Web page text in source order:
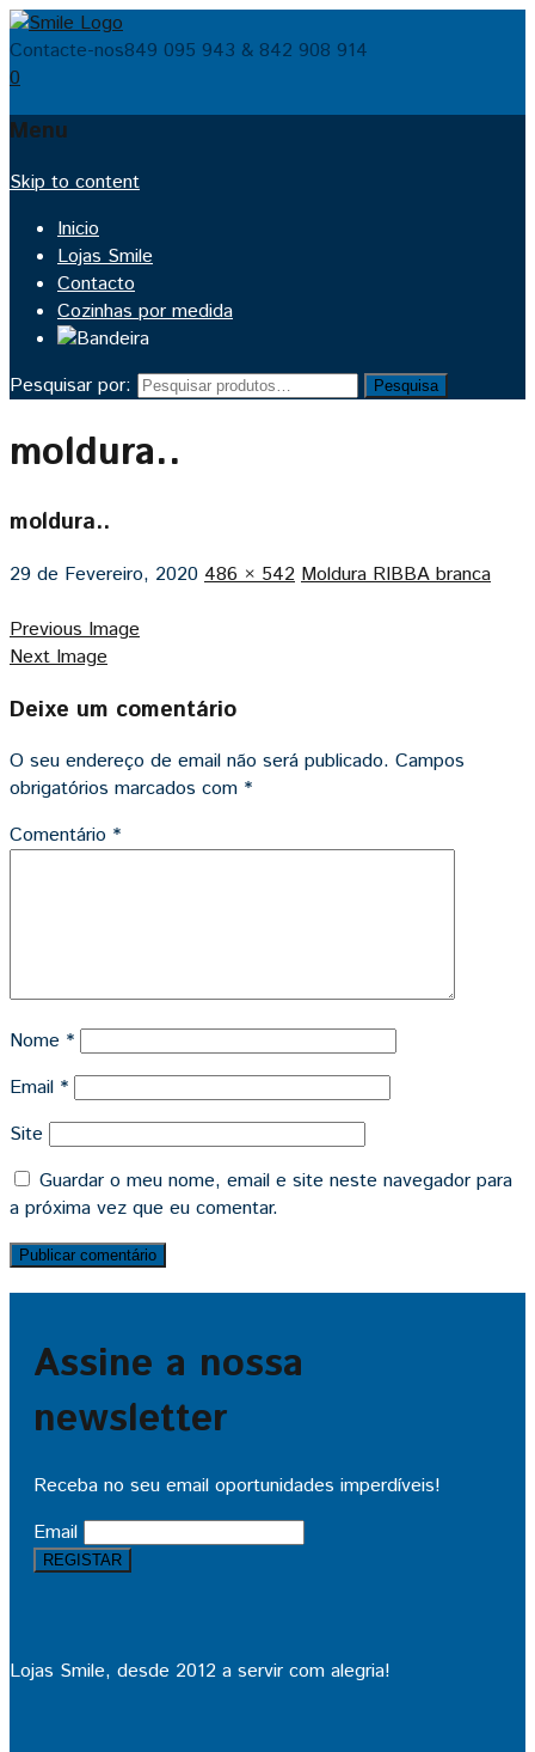
Contacte-nos849 095 943 & 842 908 914
0
Menu
Skip to content
Inicio
Lojas Smile
Contacto
Cozinhas por medida
Pesquisar por: Pesquisa
moldura..
moldura..
29 de Fevereiro, 2020 486 × 542 Moldura RIBBA branca
Previous Image
Next Image
Deixe um comentário
O seu endereço de email não será publicado. Campos
obrigatórios marcados com *
Comentário *
Nome *
Email *
Site
Guardar o meu nome, email e site neste navegador para
a próxima vez que eu comentar.
Assine a nossa
newsletter
Receba no seu email oportunidades imperdíveis!
Email
Lojas Smile, desde 2012 a servir com alegria!